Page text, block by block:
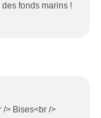
fonds marins !
/> Bises<br />